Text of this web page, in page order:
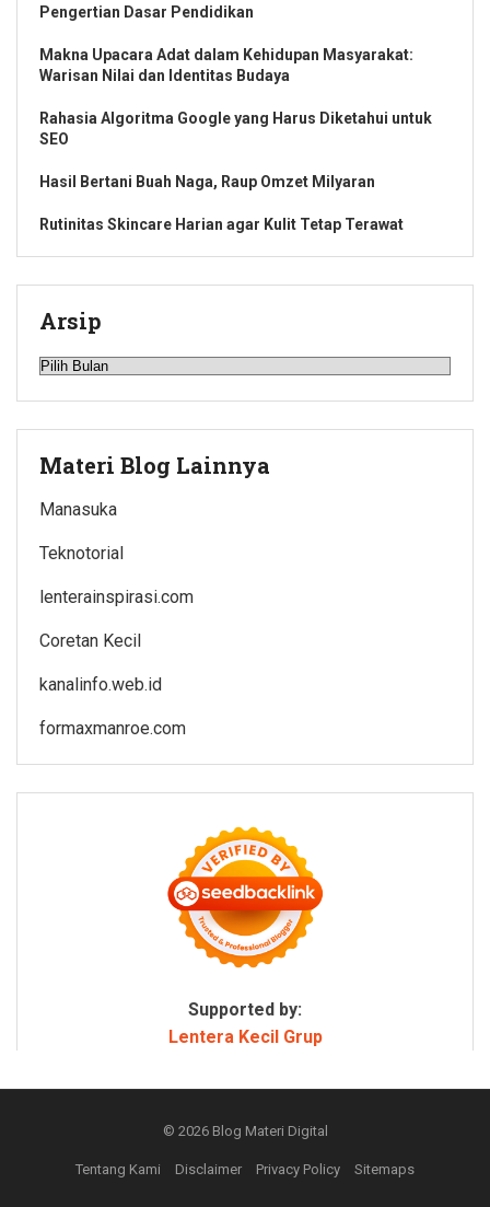
Pengertian Dasar Pendidikan
Makna Upacara Adat dalam Kehidupan Masyarakat:
Warisan Nilai dan Identitas Budaya
Rahasia Algoritma Google yang Harus Diketahui untuk
SEO
Hasil Bertani Buah Naga, Raup Omzet Milyaran
Rutinitas Skincare Harian agar Kulit Tetap Terawat
Arsip
Arsip
Materi Blog Lainnya
Manasuka
Teknotorial
lenterainspirasi.com
Coretan Kecil
kanalinfo.web.id
formaxmanroe.com
Supported by:
Lentera Kecil Grup
© 2026 Blog Materi Digital
Tentang Kami Disclaimer Privacy Policy Sitemaps